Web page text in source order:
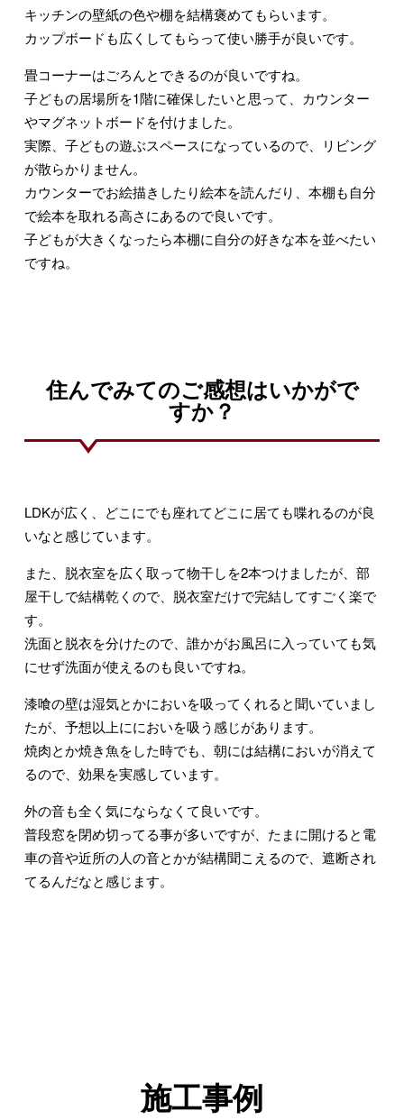
キッチンの壁紙の色や棚を結構褒めてもらいます。
カップボードも広くしてもらって使い勝手が良いです。
畳コーナーはごろんとできるのが良いですね。
子どもの居場所を1階に確保したいと思って、カウンター
やマグネットボードを付けました。
実際、子どもの遊ぶスペースになっているので、リビング
が散らかりません。
カウンターでお絵描きしたり絵本を読んだり、本棚も自分
で絵本を取れる高さにあるので良いです。
子どもが大きくなったら本棚に自分の好きな本を並べたい
ですね。
住んでみてのご感想はいかがで
すか？
LDKが広く、どこにでも座れてどこに居ても喋れるのが良
いなと感じています。
また、脱衣室を広く取って物干しを2本つけましたが、部
屋干しで結構乾くので、脱衣室だけで完結してすごく楽で
す。
洗面と脱衣を分けたので、誰かがお風呂に入っていても気
にせず洗面が使えるのも良いですね。
漆喰の壁は湿気とかにおいを吸ってくれると聞いていまし
たが、予想以上ににおいを吸う感じがあります。
焼肉とか焼き魚をした時でも、朝には結構においが消えて
るので、効果を実感しています。
外の音も全く気にならなくて良いです。
普段窓を閉め切ってる事が多いですが、たまに開けると電
車の音や近所の人の音とかが結構聞こえるので、遮断され
てるんだなと感じます。
施工事例